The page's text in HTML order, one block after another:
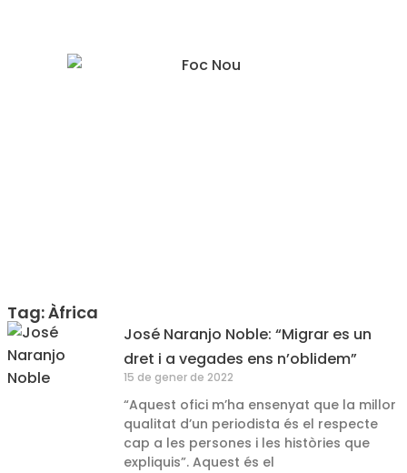
Tag: Àfrica
José Naranjo Noble: “Migrar es un
dret i a vegades ens n’oblidem”
15 de gener de 2022
“Aquest ofici m’ha ensenyat que la millor
qualitat d’un periodista és el respecte
cap a les persones i les històries que
expliquis”. Aquest és el